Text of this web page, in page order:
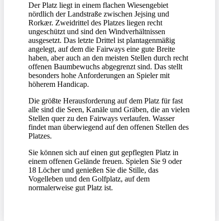
Der Platz liegt in einem flachen Wiesengebiet
nördlich der Landstraße zwischen Jejsing und
Rorkær. Zweidrittel des Platzes liegen recht
ungeschützt und sind den Windverhältnissen
ausgesetzt. Das letzte Drittel ist plantagenmäßig
angelegt, auf dem die Fairways eine gute Breite
haben, aber auch an den meisten Stellen durch recht
offenen Baumbewuchs abgegrenzt sind. Das stellt
besonders hohe Anforderungen an Spieler mit
höherem Handicap.
Die größte Herausforderung auf dem Platz für fast
alle sind die Seen, Kanäle und Gräben, die an vielen
Stellen quer zu den Fairways verlaufen. Wasser
findet man überwiegend auf den offenen Stellen des
Platzes.
Sie können sich auf einen gut gepflegten Platz in
einem offenen Gelände freuen. Spielen Sie 9 oder
18 Löcher und genießen Sie die Stille, das
Vogelleben und den Golfplatz, auf dem
normalerweise gut Platz ist.